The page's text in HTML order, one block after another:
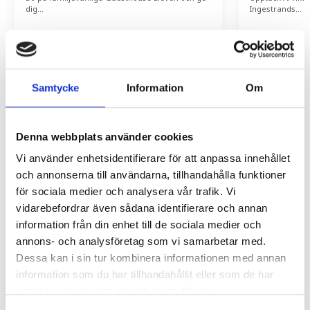
Samtycke Information Om
Denna webbplats använder cookies
Vi använder enhetsidentifierare för att anpassa innehållet
och annonserna till användarna, tillhandahålla funktioner
för sociala medier och analysera vår trafik. Vi
vidarebefordrar även sådana identifierare och annan
information från din enhet till de sociala medier och
annons- och analysföretag som vi samarbetar med.
Dessa kan i sin tur kombinera informationen med annan
information som du har tillhandahållit eller som de har
dig…
Ingestrands…
Må-bra-
paket
TILLBAKA TILL
STARTSIDAN